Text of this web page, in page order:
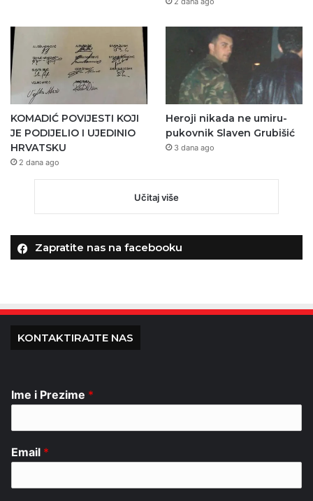
KOMADIĆ POVIJESTI KOJI
JE PODIJELIO I UJEDINIO
HRVATSKU
2 dana ago
Heroji nikada ne umiru-
pukovnik Slaven Grubišić
3 dana ago
Učitaj više
Zapratite nas na facebooku
KONTAKTIRAJTE NAS
Ime i Prezime *
Email *